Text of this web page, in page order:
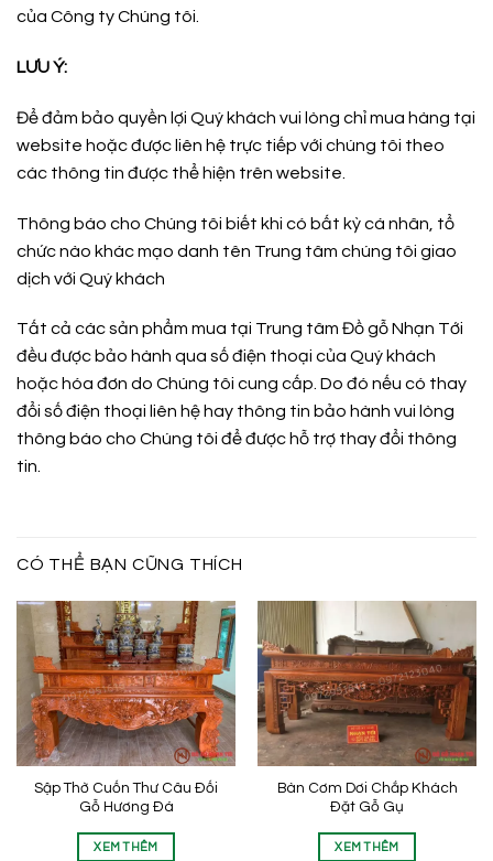
của Công ty Chúng tôi.
LƯU Ý:
Để đảm bảo quyền lợi Quý khách vui lòng chỉ mua hàng tại
website hoặc được liên hệ trực tiếp với chúng tôi theo
các thông tin được thể hiện trên website.
Thông báo cho Chúng tôi biết khi có bất kỳ cá nhân, tổ
chức nào khác mạo danh tên Trung tâm chúng tôi giao
dịch với Quý khách
Tất cả các sản phẩm mua tại Trung tâm Đồ gỗ Nhạn Tới
đều được bảo hành qua số điện thoại của Quý khách
hoặc hóa đơn do Chúng tôi cung cấp. Do đó nếu có thay
đổi số điện thoại liên hệ hay thông tin bảo hành vui lòng
thông báo cho Chúng tôi để được hỗ trợ thay đổi thông
tin.
CÓ THỂ BẠN CŨNG THÍCH
Sập Thờ Cuốn Thư Câu Đối
Gỗ Hương Đá
XEM THÊM
Bàn Cơm Dơi Chắp Khách
Đặt Gỗ Gụ
XEM THÊM